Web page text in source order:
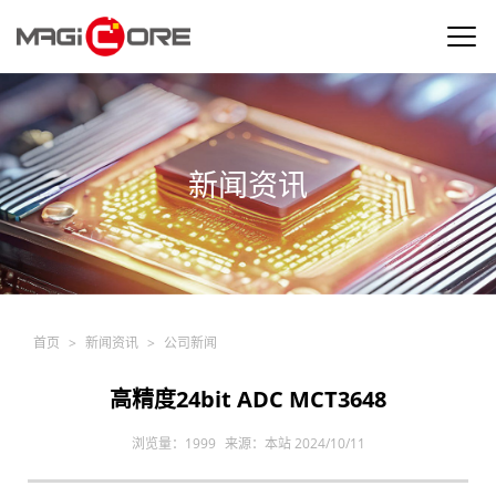
产品中心
行业应用
公司介绍
联系我们
新闻资讯
首页 > 新闻资讯 > 公司新闻
高精度24bit ADC MCT3648
浏览量： 1999 来源：本站 2024/10/11